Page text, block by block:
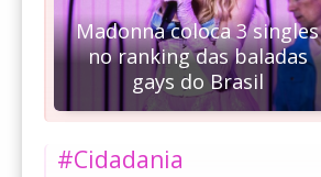
Madonna coloca 3 singles
no ranking das baladas
gays do Brasil
#Cidadania